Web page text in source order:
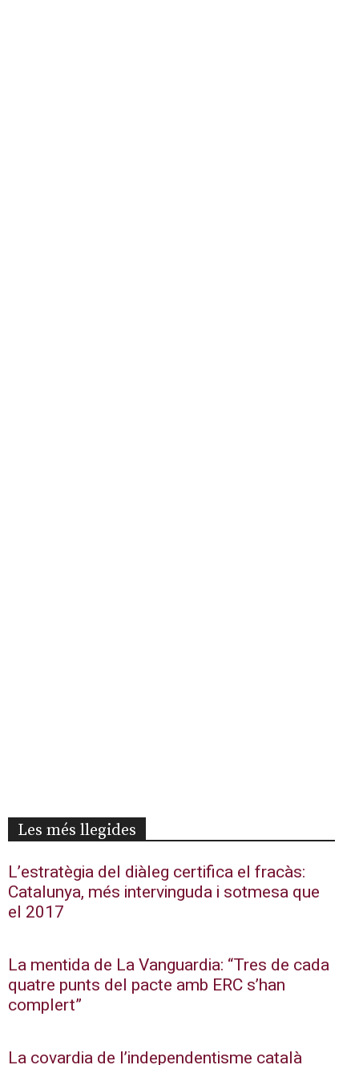
Les més llegides
L’estratègia del diàleg certifica el fracàs:
Catalunya, més intervinguda i sotmesa que
el 2017
La mentida de La Vanguardia: “Tres de cada
quatre punts del pacte amb ERC s’han
complert”
La covardia de l’independentisme català